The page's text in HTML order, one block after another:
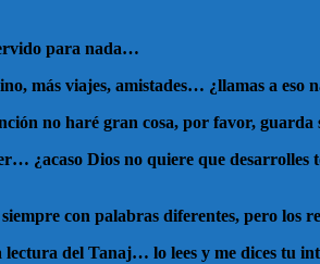
para nada…
más viajes, amistades… ¿llamas a eso
no haré gran cosa, por favor,
¿acaso Dios no quiere que
con palabras diferentes, pero los
del Tanaj… lo lees y me dices tu